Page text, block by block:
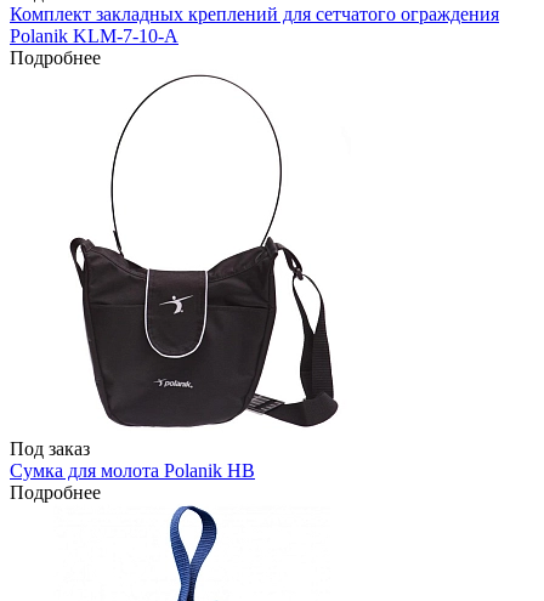
Комплект закладных креплений для сетчатого ограждения
Polanik KLM-7-10-A
Подробнее
Под заказ
Сумка для молота Polanik HB
Подробнее